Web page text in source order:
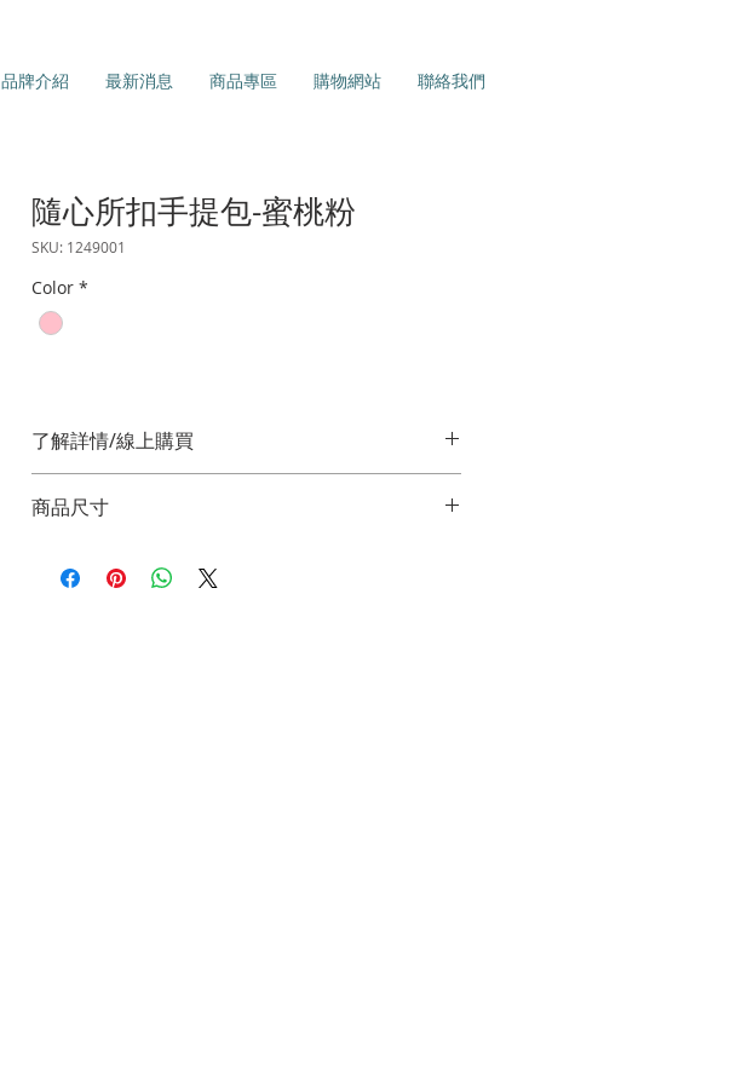
品牌介紹 最新消息 商品專區 購物網站 聯絡我們
隨心所扣手提包-蜜桃粉
SKU: 1249001
Color *
了解詳情/線上購買
商品尺寸